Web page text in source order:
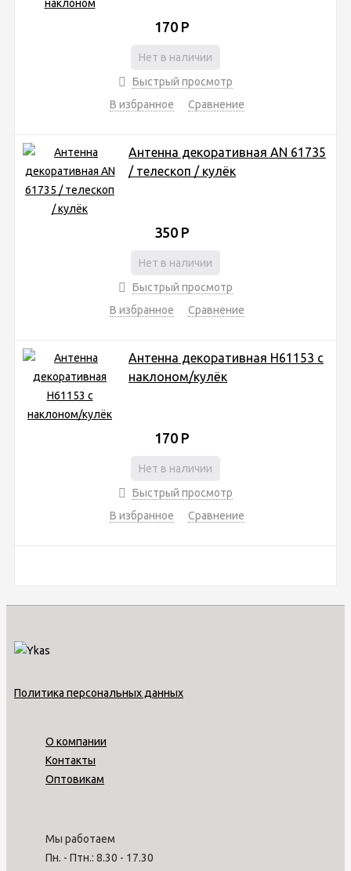
170 Р
Нет в наличии
Быстрый просмотр
В избранное
Сравнение
Антенна декоративная AN 61735
/ телескоп / кулёк
350 Р
Нет в наличии
Быстрый просмотр
В избранное
Сравнение
Антенна декоративная H61153 с
наклоном/кулёк
170 Р
Нет в наличии
Быстрый просмотр
В избранное
Сравнение
Политика персональных данных
О компании
Контакты
Оптовикам
Мы работаем
Пн. - Птн.: 8.30 - 17.30